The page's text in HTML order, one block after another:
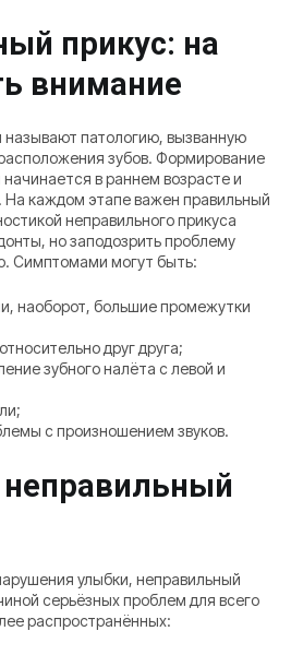
прикус: на
внимание
патологию, вызванную
зубов. Формирование
в раннем возрасте и
На каждом этапе важен правильный
неправильного прикуса
но заподозрить проблему
Симптомами могут быть:
наоборот, большие промежутки
друг друга;
зубного налёта с левой и
с произношением звуков.
улыбки, неправильный
серьёзных проблем для всего
распространённых: